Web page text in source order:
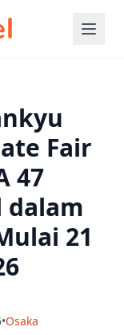
Fair
47
dalam
21
•Osaka